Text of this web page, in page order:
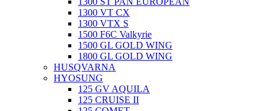
1300 VT CX
1300 VTX S
1500 F6C Valkyrie
1500 GL GOLD WING
1800 GL GOLD WING
HUSQVARNA
HYOSUNG
125 GV AQUILA
125 CRUISE II